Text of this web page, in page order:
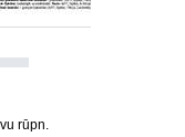
rūpn.